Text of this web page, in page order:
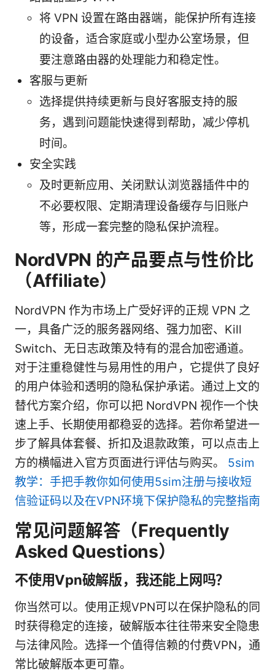
将 VPN 设置在路由器端，能保护所有连接
的设备，适合家庭或小型办公室场景，但
要注意路由器的处理能力和稳定性。
客服与更新
选择提供持续更新与良好客服支持的服
务，遇到问题能快速得到帮助，减少停机
时间。
安全实践
及时更新应用、关闭默认浏览器插件中的
不必要权限、定期清理设备缓存与旧账户
等，形成一套完整的隐私保护流程。
NordVPN 的产品要点与性价比
（Affiliate）
NordVPN 作为市场上广受好评的正规 VPN 之
一，具备广泛的服务器网络、强力加密、Kill
Switch、无日志政策及特有的混合加密通道。
对于注重稳健性与易用性的用户，它提供了良好
的用户体验和透明的隐私保护承诺。通过上文的
替代方案介绍，你可以把 NordVPN 视作一个快
速上手、长期使用都稳妥的选择。若你希望进一
步了解具体套餐、折扣及退款政策，可以点击上
方的横幅进入官方页面进行评估与购买。 5sim
教学：手把手教你如何使用5sim注册与接收短
信验证码以及在VPN环境下保护隐私的完整指南
常见问题解答（Frequently
Asked Questions）
不使用Vpn破解版，我还能上网吗？
你当然可以。使用正规VPN可以在保护隐私的同
时获得稳定的连接，破解版本往往带来安全隐患
与法律风险。选择一个值得信赖的付费VPN，通
常比破解版本更可靠。